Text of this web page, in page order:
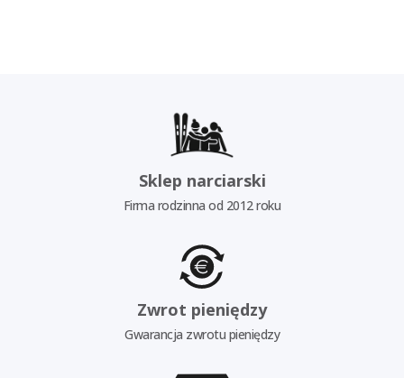
Sklep narciarski
Firma rodzinna od 2012 roku
Zwrot pieniędzy
Gwarancja zwrotu pieniędzy